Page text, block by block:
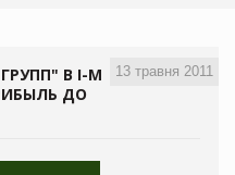
13 травня 2011
В I-М
ДО